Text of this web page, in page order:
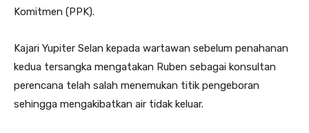
Komitmen (PPK).
Kajari Yupiter Selan kepada wartawan sebelum penahanan
kedua tersangka mengatakan Ruben sebagai konsultan
perencana telah salah menemukan titik pengeboran
sehingga mengakibatkan air tidak keluar.